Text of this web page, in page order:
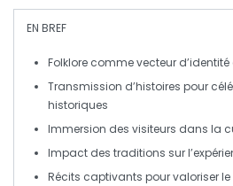
EN BREF
Folklore comme vecteur d’identité
Transmission d’histoires pour
historiques
Immersion des visiteurs dans la
Impact des traditions sur
Récits captivants pour valoriser le